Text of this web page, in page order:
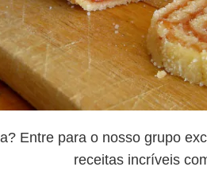
Entre para o nosso grupo
receitas incríveis